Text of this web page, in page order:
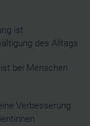
de leurs
ist
des Alltags
bei Menschen
Verbesserung